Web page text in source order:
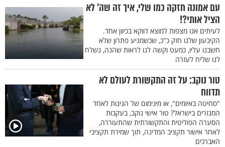
עם אמונה חזקה כמו שלי, איך זה שה' לא
הציל אותי?!
לעיתים אנו מצפות למוצא דווקא בכיוון אחד.
הקיבעון שלנו חזק כ"כ, שכשמגיע פתרון שלא
חשבנו עליו, כמעט וקשה לנו לראות שהנה, נשלח
לנו שליח לעזרה
טור נוקב: על זה התקשורת לעולם לא
תדווח
"סחיטה באיומים", או מינימום של הגינות לאחד
המגזרים בישראל? טור אישי נוקב, בעקבות
הסערה הפוליטית והתקשורתית שהתעוררה,
לאחר אישור תקציב המדינה, תוך שמירת תקציבי
האברכים